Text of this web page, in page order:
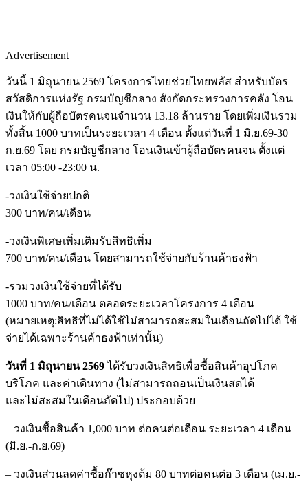
Advertisement
วันนี้ 1 มิถุนายน 2569 โครงการไทยช่วยไทยพลัส สำหรับบัตร
สวัสดิการแห่งรัฐ กรมบัญชีกลาง สังกัดกระทรวงการคลัง โอน
เงินให้กับผู้ถือบัตรคนจนจำนวน 13.18 ล้านราย โดยเพิ่มเงินรวม
ทั้งสิ้น 1000 บาทเป็นระยะเวลา 4 เดือน ตั้งแต่วันที่ 1 มิ.ย.69-30
ก.ย.69 โดย กรมบัญชีกลาง โอนเงินเข้าผู้ถือบัตรคนจน ตั้งแต่
เวลา 05:00 -23:00 น.
-วงเงินใช้จ่ายปกติ
300 บาท/คน/เดือน
-วงเงินพิเศษเพิ่มเติมรับสิทธิเพิ่ม
700 บาท/คน/เดือน โดยสามารถใช้จ่ายกับร้านค้าธงฟ้า
-รวมวงเงินใช้จ่ายที่ได้รับ
1000 บาท/คน/เดือน ตลอดระยะเวลาโครงการ 4 เดือน
(หมายเหตุ:สิทธิที่ไม่ได้ใช้ไม่สามารถสะสมในเดือนถัดไปได้ ใช้
จ่ายได้เฉพาะร้านค้าธงฟ้าเท่านั้น)
วันที่ 1 มิถุนายน2569ได้รับวงเงินสิทธิเพื่อซื้อสินค้าอุปโภค
บริโภค และค่าเดินทาง (ไม่สามารถถอนเป็นเงินสดได้
และไม่สะสมในเดือนถัดไป) ประกอบด้วย
– วงเงินซื้อสินค้า 1,000 บาท ต่อคนต่อเดือน ระยะเวลา 4 เดือน
(มิ.ย.-ก.ย.69)
– วงเงินส่วนลดค่าซื้อก๊าซหุงต้ม 80 บาทต่อคนต่อ 3 เดือน (เม.ย.-